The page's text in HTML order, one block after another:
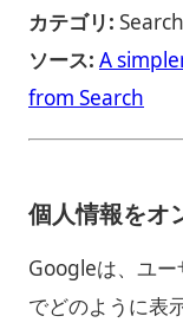
カテゴリ: Search
ソース: A
from Search
個人情報をオ
Googleは、ユー
でどのように表